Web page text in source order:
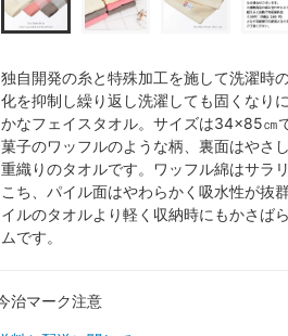
独自開発の糸と特殊加工を施して洗濯時
化を抑制し繰り返し洗濯しても固くなり
かなフェイスタオル。サイズは34×85㎝
菓子のワッフルのような柄、裏面はやさ
重織りのタオルです。ワッフル綿はサラ
こち、パイル面はやわらかく吸水性が抜
イルのタオルより軽く収納時にもかさば
ムです。